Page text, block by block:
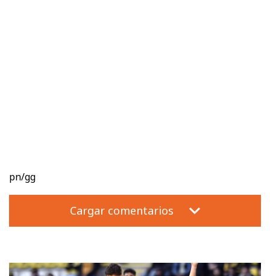
pn/gg
Cargar comentarios